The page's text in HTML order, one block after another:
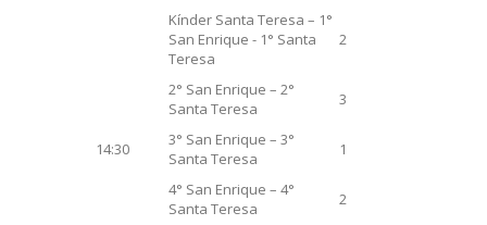
Kínder Santa Teresa – 1°
San Enrique - 1° Santa
Teresa
2
2° San Enrique – 2°
Santa Teresa
3
14:30
3° San Enrique – 3°
Santa Teresa
1
4° San Enrique – 4°
Santa Teresa
2